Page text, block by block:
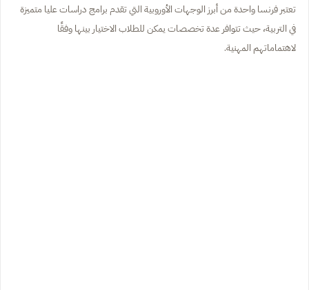
تعتبر فرنسا واحدة من أبرز الوجهات الأوروبية التي تقدم برامج دراسات عليا متميزة
في التربية، حيث تتوافر عدة تخصصات يمكن للطلاب الاختيار بينها وفقًا
لاهتماماتهم المهنية.